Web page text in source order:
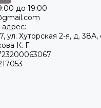
до 19:00
ул. Хуторская 2-я, д. 38А,
К. Г.